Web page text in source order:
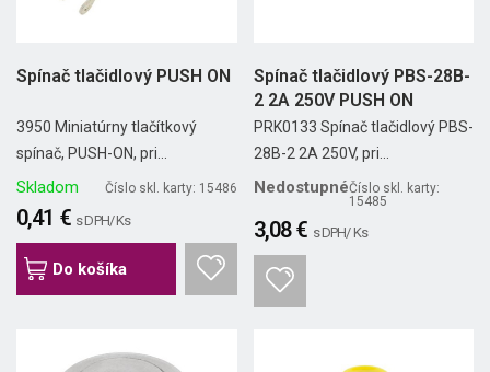
Spínač tlačidlový PUSH ON
3950 Miniatúrny tlačítkový
spínač, PUSH-ON, pri...
Skladom Číslo skl. karty: 15486
0,41 € s DPH/ Ks
Do košíka
Spínač tlačidlový PBS-28B-
2 2A 250V PUSH ON
PRK0133 Spínač tlačidlový PBS-
28B-2 2A 250V, pri...
NedostupnéČíslo skl. karty:
15485
3,08 € s DPH/ Ks